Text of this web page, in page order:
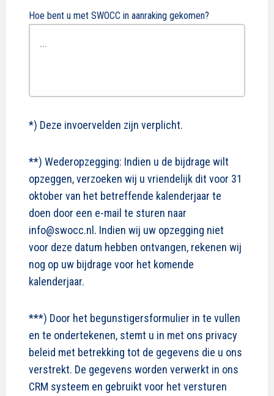
Hoe bent u met SWOCC in aanraking gekomen?
*) Deze invoervelden zijn verplicht.
**) Wederopzegging: Indien u de bijdrage wilt
opzeggen, verzoeken wij u vriendelijk dit voor 31
oktober van het betreffende kalenderjaar te
doen door een e-mail te sturen naar
info@swocc.nl. Indien wij uw opzegging niet
voor deze datum hebben ontvangen, rekenen wij
nog op uw bijdrage voor het komende
kalenderjaar.
***) Door het begunstigersformulier in te vullen
en te ondertekenen, stemt u in met ons privacy
beleid met betrekking tot de gegevens die u ons
verstrekt. De gegevens worden verwerkt in ons
CRM systeem en gebruikt voor het versturen